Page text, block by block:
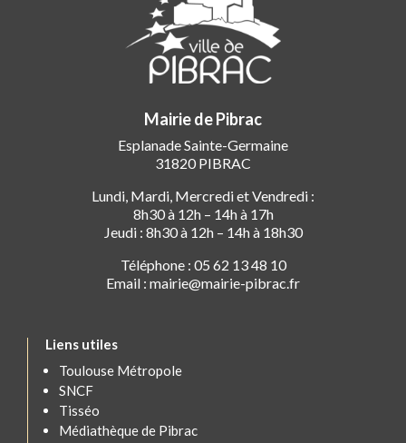
Mairie de Pibrac
Esplanade Sainte-Germaine
31820 PIBRAC
Lundi, Mardi, Mercredi et Vendredi :
8h30 à 12h – 14h à 17h
Jeudi : 8h30 à 12h – 14h à 18h30
Téléphone : 05 62 13 48 10
Email : mairie@mairie-pibrac.fr
Liens utiles
Toulouse Métropole
SNCF
Tisséo
Médiathèque de Pibrac